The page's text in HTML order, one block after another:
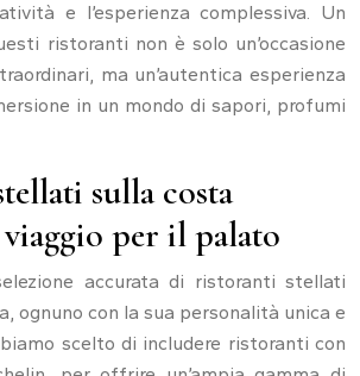
e l’esperienza complessiva. Un
ristoranti non è solo un’occasione
ma un’autentica esperienza
in un mondo di sapori, profumi
sulla costa
per il palato
accurata di ristoranti stellati
ognuno con la sua personalità unica e
scelto di includere ristoranti con